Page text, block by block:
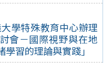
學特殊教育中心辦理
會－國際視野與在地
習的理論與實踐」